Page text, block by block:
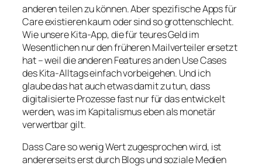
anderen teilen zu können. Aber spezifische Apps für
Care existieren kaum oder sind so grottenschlecht.
Wie unsere Kita-App, die für teures Geld im
Wesentlichen nur den früheren Mailverteiler ersetzt
hat – weil die anderen Features an den Use Cases
des Kita-Alltags einfach vorbeigehen. Und ich
glaube das hat auch etwas damit zu tun, dass
digitalisierte Prozesse fast nur für das entwickelt
werden, was im Kapitalismus eben als monetär
verwertbar gilt.
Dass Care so wenig Wert zugesprochen wird, ist
andererseits erst durch Blogs und soziale Medien